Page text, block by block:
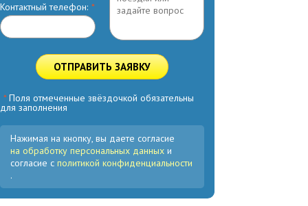
Контактный телефон: *
ОТПРАВИТЬ ЗАЯВКУ
*Поля отмеченные звёздочкой обязательны
для заполнения
Нажимая на кнопку, вы даете согласие
на обработку персональных данных и
согласие с политикой конфиденциальности
.